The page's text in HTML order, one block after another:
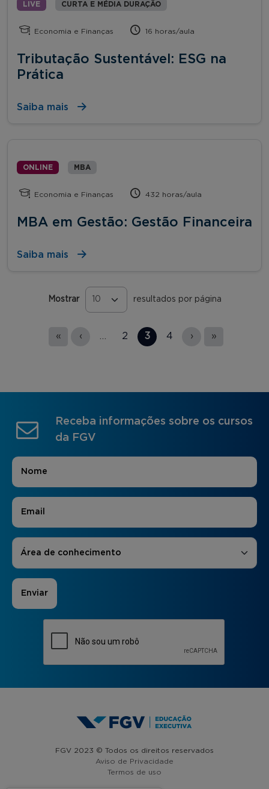
LIVE CURTA E MÉDIA DURAÇÃO
Economia e Finanças 16 horas/aula
Tributação Sustentável: ESG na
Prática
Saiba mais
ONLINE MBA
Economia e Finanças 432 horas/aula
MBA em Gestão: Gestão Financeira
Saiba mais
Mostrar resultados por página
« ‹ 2 3 4 › »
Receba informações sobre os cursos
da FGV
Nome
E-mail
Áreas de Interesse
Área de conhecimento
FGV 2023 © Todos os direitos reservados
Aviso de Privacidade
Termos de uso